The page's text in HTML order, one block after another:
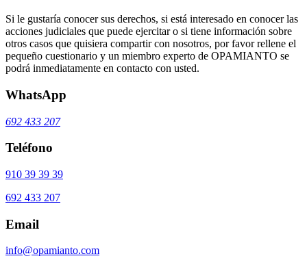
Si le gustaría conocer sus derechos, si está interesado en conocer las
acciones judiciales que puede ejercitar o si tiene información sobre
otros casos que quisiera compartir con nosotros, por favor rellene el
pequeño cuestionario y un miembro experto de OPAMIANTO se
podrá inmediatamente en contacto con usted.
WhatsApp
692 433 207
Teléfono
910 39 39 39
692 433 207
Email
info@opamianto.com